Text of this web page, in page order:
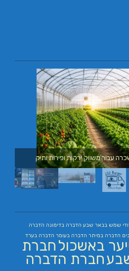
עבור משווק ירקות ופירות ותיק
שמש בבאר שבע הדברה בדימונה הדברה
הדברה במיתר הדברה בעומר הדברה בערד
באשכול חברת
חברת הדברה